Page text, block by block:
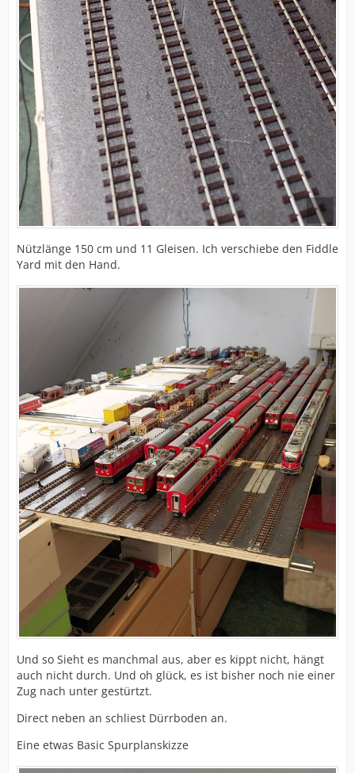
Nützlänge 150 cm und 11 Gleisen. Ich verschiebe den Fiddle
Yard mit den Hand.
Und so Sieht es manchmal aus, aber es kippt nicht, hängt
auch nicht durch. Und oh glück, es ist bisher noch nie einer
Zug nach unter gestürtzt.
Direct neben an schliest Dürrboden an.
Eine etwas Basic Spurplanskizze